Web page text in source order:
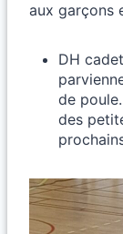
aux garçons
DH
de
des